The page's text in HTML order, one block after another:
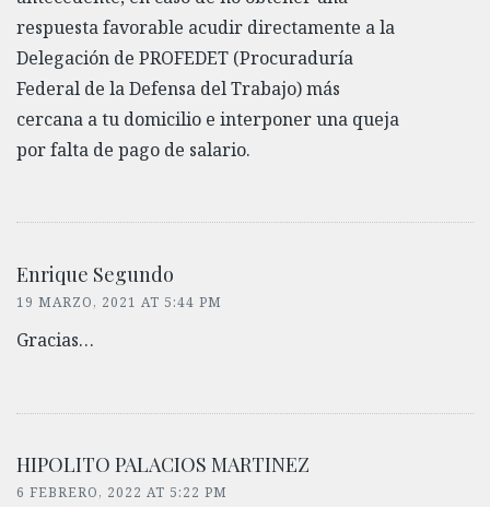
respuesta favorable acudir directamente a la
Delegación de PROFEDET (Procuraduría
Federal de la Defensa del Trabajo) más
cercana a tu domicilio e interponer una queja
por falta de pago de salario.
Enrique Segundo
19 MARZO, 2021 AT 5:44 PM
Gracias…
HIPOLITO PALACIOS MARTINEZ
6 FEBRERO, 2022 AT 5:22 PM